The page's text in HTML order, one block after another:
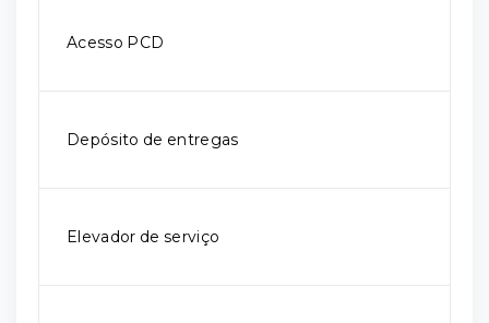
Acesso PCD
Depósito de entregas
Elevador de serviço